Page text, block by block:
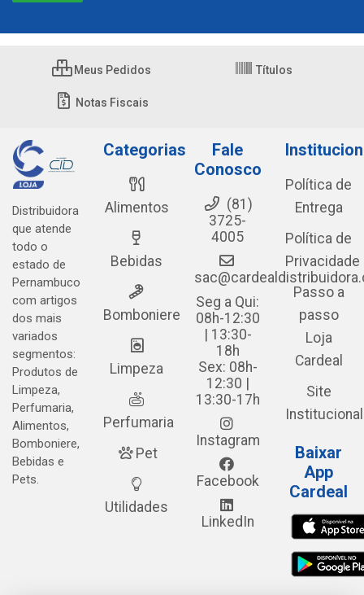
Meus Pedidos Títulos
Notas Fiscais
Distribuidora
que atende
todo o
estado de
Pernambuco
com artigos
dos mais
variados
segmentos:
Produtos de
Limpeza,
Perfumaria,
Alimentos,
Bomboniere,
Bebidas e
Pets.
Categorias
Alimentos
Bebidas
Bomboniere
Limpeza
Perfumaria
Pet
Utilidades
Fale
Conosco
(81)
3725-
4005
Seg a Qui:
08h-12:30
| 13:30-
18h
Sex: 08h-
12:30 |
13:30-17h
Instagram
Facebook
LinkedIn
Política de
Entrega
Política de
Privacidade
Passo a
passo
Loja
Cardeal
Site
Institucional
Baixar
App
Cardeal